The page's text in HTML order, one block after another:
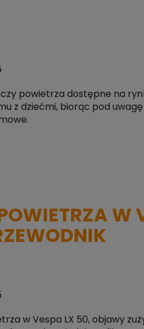
powietrza dostępne na
z dziećmi, biorąc pod
W
w Vespa LX 50, objawy